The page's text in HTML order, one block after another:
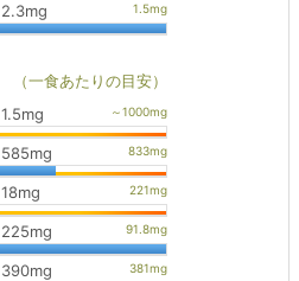
2.3mg
（一食あたりの目安）
1.5mg
585mg
18mg
225mg
390mg